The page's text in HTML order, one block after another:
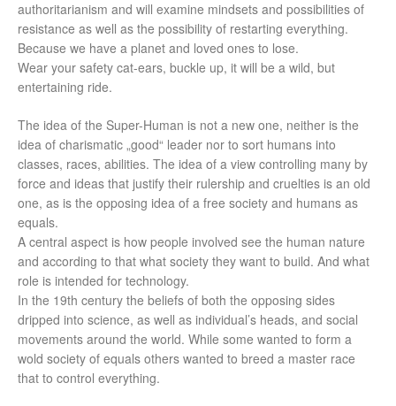
authoritarianism and will examine mindsets and possibilities of
resistance as well as the possibility of restarting everything.
Because we have a planet and loved ones to lose.
Wear your safety cat-ears, buckle up, it will be a wild, but
entertaining ride.
The idea of the Super-Human is not a new one, neither is the
idea of charismatic „good“ leader nor to sort humans into
classes, races, abilities. The idea of a view controlling many by
force and ideas that justify their rulership and cruelties is an old
one, as is the opposing idea of a free society and humans as
equals.
A central aspect is how people involved see the human nature
and according to that what society they want to build. And what
role is intended for technology.
In the 19th century the beliefs of both the opposing sides
dripped into science, as well as individual’s heads, and social
movements around the world. While some wanted to form a
wold society of equals others wanted to breed a master race
that to control everything.